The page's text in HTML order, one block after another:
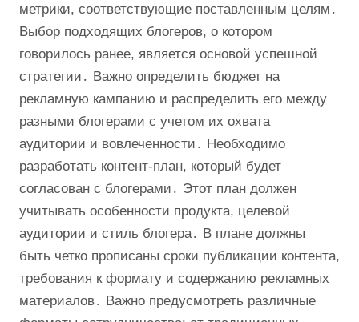
метрики, соответствующие поставленным целям․
Выбор подходящих блогеров, о котором
говорилось ранее, является основой успешной
стратегии․ Важно определить бюджет на
рекламную кампанию и распределить его между
разными блогерами с учетом их охвата
аудитории и вовлеченности․ Необходимо
разработать контент-план, который будет
согласован с блогерами․ Этот план должен
учитывать особенности продукта, целевой
аудитории и стиль блогера․ В плане должны
быть четко прописаны сроки публикации контента,
требования к формату и содержанию рекламных
материалов․ Важно предусмотреть различные